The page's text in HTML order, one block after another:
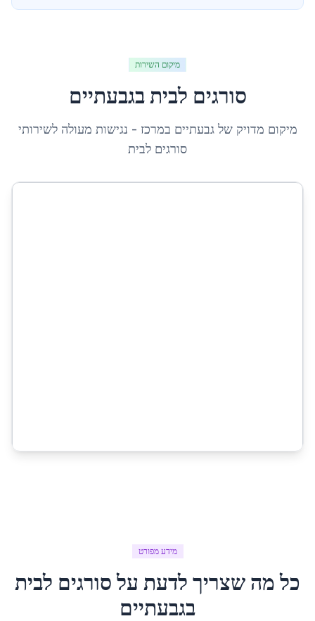
מיקום השירות
סורגים לבית בגבעתיים
מיקום מדויק שלגבעתיים במרכז - נגישות מעולה לשירותי
סורגים לבית
מידע מפורט
כל מה שצריך לדעת עלסורגים לבית
בגבעתיים